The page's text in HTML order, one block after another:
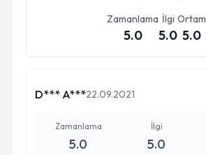
Zamanlama
5.0
İlgi
5.0
Ortam
5.0
D*** A***22.09.2021
Zamanlama
5.0
İlgi
5.0